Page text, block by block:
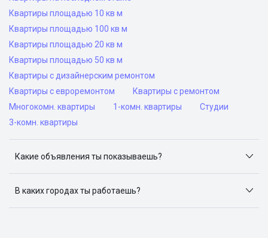
Квартиры площадью 10 кв м
Квартиры площадью 100 кв м
Квартиры площадью 20 кв м
Квартиры площадью 50 кв м
Квартиры с дизайнерским ремонтом
Квартиры с евроремонтом
Квартиры с ремонтом
Многокомн. квартиры
1-комн. квартиры
Студии
3-комн. квартиры
Какие объявления ты показываешь?
объявлений: ЦИАН, Домклик, Яндекс.Недвижимость,
Авито, Самолет.Плюс.
В каких городах ты работаешь?